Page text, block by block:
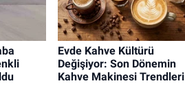
Evde Kahve Kültürü
Değişiyor: Son Dönemin
Kahve Makinesi Trendleri